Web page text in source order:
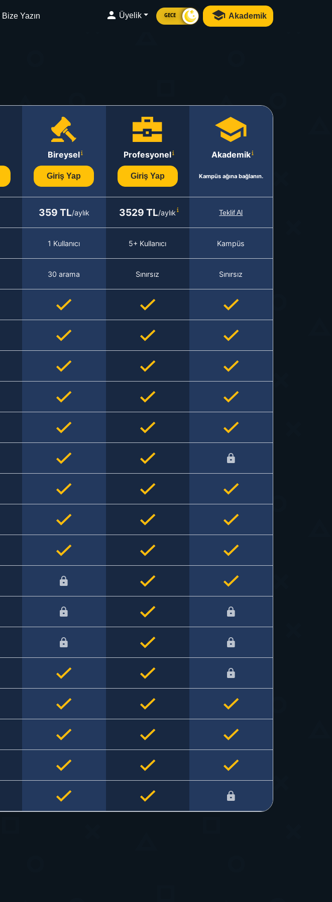
Bize Yazın Üyelik GECE Akademik
Bireysel
Giriş Yap
Profesyonel
Giriş Yap
Akademik
Kampüs ağına bağlanın.
359 TL/aylık 3529 TL/aylık Teklif Al
1 Kullanıcı 5+ Kullanıcı Kampüs
30 arama Sınırsız Sınırsız